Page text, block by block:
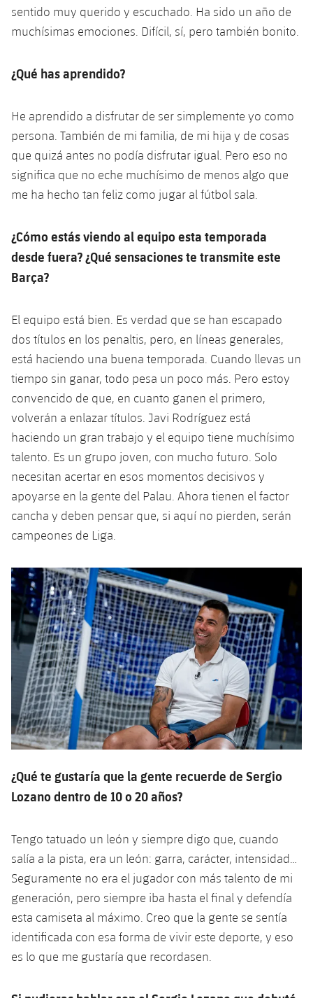
sentido muy querido y escuchado. Ha sido un año de
muchísimas emociones. Difícil, sí, pero también bonito.
¿Qué has aprendido?
He aprendido a disfrutar de ser simplemente yo como
persona. También de mi familia, de mi hija y de cosas
que quizá antes no podía disfrutar igual. Pero eso no
significa que no eche muchísimo de menos algo que
me ha hecho tan feliz como jugar al fútbol sala.
¿Cómo estás viendo al equipo esta temporada
desde fuera? ¿Qué sensaciones te transmite este
Barça?
El equipo está bien. Es verdad que se han escapado
dos títulos en los penaltis, pero, en líneas generales,
está haciendo una buena temporada. Cuando llevas un
tiempo sin ganar, todo pesa un poco más. Pero estoy
convencido de que, en cuanto ganen el primero,
volverán a enlazar títulos. Javi Rodríguez está
haciendo un gran trabajo y el equipo tiene muchísimo
talento. Es un grupo joven, con mucho futuro. Solo
necesitan acertar en esos momentos decisivos y
apoyarse en la gente del Palau. Ahora tienen el factor
cancha y deben pensar que, si aquí no pierden, serán
campeones de Liga.
¿Qué te gustaría que la gente recuerde de Sergio
Lozano dentro de 10 o 20 años?
Tengo tatuado un león y siempre digo que, cuando
salía a la pista, era un león: garra, carácter, intensidad…
Seguramente no era el jugador con más talento de mi
generación, pero siempre iba hasta el final y defendía
esta camiseta al máximo. Creo que la gente se sentía
identificada con esa forma de vivir este deporte, y eso
es lo que me gustaría que recordasen.